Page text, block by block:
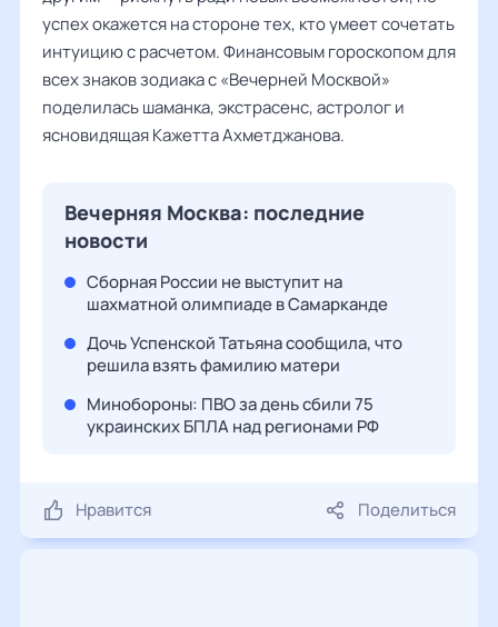
успех окажется на стороне тех, кто умеет сочетать
интуицию с расчетом. Финансовым гороскопом для
всех знаков зодиака с «Вечерней Москвой»
поделилась шаманка, экстрасенс, астролог и
ясновидящая Кажетта Ахметджанова.
Вечерняя Москва: последние
новости
Сборная России не выступит на
шахматной олимпиаде в Самарканде
Дочь Успенской Татьяна сообщила, что
решила взять фамилию матери
Минобороны: ПВО за день сбили 75
украинских БПЛА над регионами РФ
Нравится Поделиться